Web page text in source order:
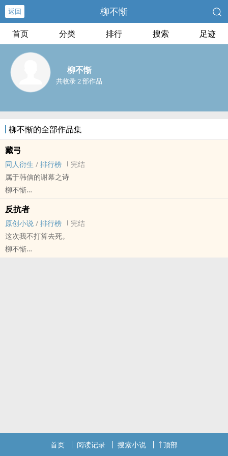
返回 柳不惭
首页 分类 排行 搜索 足迹
柳不惭
共收录 2 部作品
柳不惭的全部作品集
藏弓
‎‎‌同‌人‎‌‍衍生 / 排行榜
完结
属于韩信的谢幕之诗
柳不惭
完结
反抗者
原创小说 / 排行榜
完结
这次我不打算去死。
柳不惭
首页 阅读记录 搜索小说 顶部